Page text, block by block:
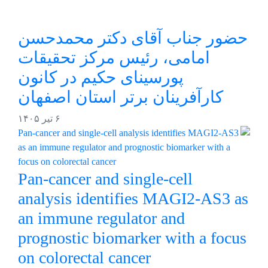
حضور جناب آقای دکتر محمدحسن
امامی، رئیس مرکز تحقیقات
پورسینای حکیم در کانون
کارآفرینان برتر استان اصفهان
۶ تیر ۱۴۰۵
Pan-cancer and single-cell
analysis identifies MAGI2-AS3 as
an immune regulator and
prognostic biomarker with a focus
on colorectal cancer